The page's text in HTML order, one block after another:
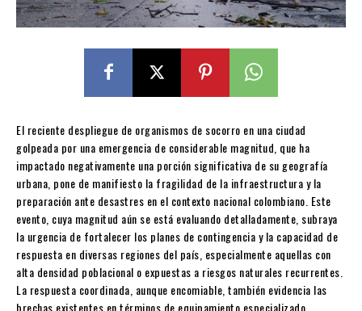
El reciente despliegue de organismos de socorro en una ciudad
golpeada por una emergencia de considerable magnitud, que ha
impactado negativamente una porción significativa de su geografía
urbana, pone de manifiesto la fragilidad de la infraestructura y la
preparación ante desastres en el contexto nacional colombiano. Este
evento, cuya magnitud aún se está evaluando detalladamente, subraya
la urgencia de fortalecer los planes de contingencia y la capacidad de
respuesta en diversas regiones del país, especialmente aquellas con
alta densidad poblacional o expuestas a riesgos naturales recurrentes.
La respuesta coordinada, aunque encomiable, también evidencia las
brechas existentes en términos de equipamiento especializado,